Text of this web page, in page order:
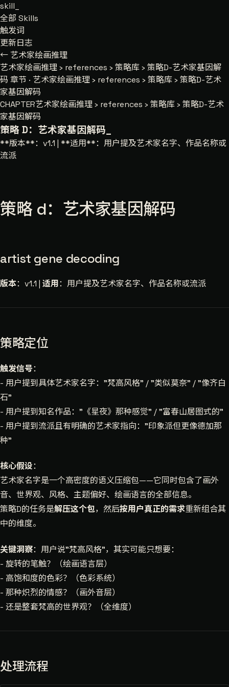
skill
全部 Skills
触发词
更新日志
← 艺术家绘画推理
艺术家绘画推理› references › 策略库› 策略D-艺术家基因解
码 章节 · 艺术家绘画推理 › references › 策略库 › 策略D-艺术
家基因解码
CHAPTER艺术家绘画推理 › references › 策略库 › 策略D-艺术
家基因解码
策略 D：艺术家基因解码
**版本**：v1.1 | **适用**：用户提及艺术家名字、作品名称或
流派
策略 d：艺术家基因解码
artist gene decoding
版本：v1.1 | 适用：用户提及艺术家名字、作品名称或流派
策略定位
触发信号：
- 用户提到具体艺术家名字："梵高风格" / "类似莫奈" / "像齐白
石"
- 用户提到知名作品："《星夜》那种感觉" / "富春山居图式的"
- 用户提到流派且有明确的艺术家指向："印象派但更像德加那
种"
核心假设：
艺术家名字是一个高密度的语义压缩包——它同时包含了画外
音、世界观、风格、主题偏好、绘画语言的全部信息。
策略D的任务是解压这个包，然后按用户真正的需求重新组合其
中的维度。
关键洞察：用户说"梵高风格"，其实可能只想要：
- 旋转的笔触？（绘画语言层）
- 高饱和度的色彩？（色彩系统）
- 那种炽烈的情感？（画外音层）
- 还是整套梵高的世界观？（全维度）
处理流程